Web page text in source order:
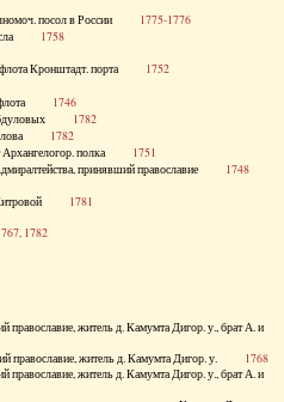
посол в России 1775-1776
1758
флота Кронштадт. порта 1752
флота 1746
1782
1782
Архангелогор. полка 1751
принявший православие 1748
Хитровой 1781
1782
православие, житель д. Камумта Дигор. у., брат А. и
православие, житель д. Камумта Дигор. у. 1768
православие, житель д. Камумта Дигор. у., брат А. и